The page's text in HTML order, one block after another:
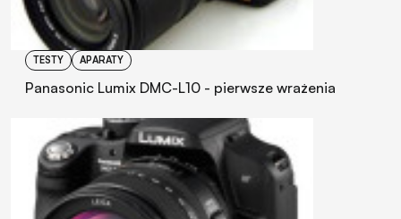
TESTY APARATY
Panasonic Lumix DMC-L10 - pierwsze wrażenia